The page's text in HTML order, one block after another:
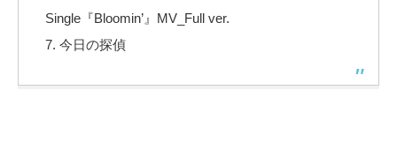
Single『Bloomin’』MV_Full ver.
7. 今日の探偵